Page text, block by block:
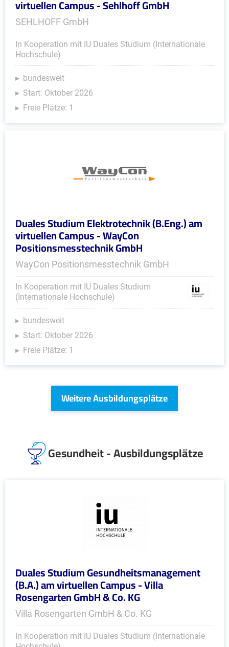
virtuellen Campus - Sehlhoff GmbH
SEHLHOFF GmbH
In Kooperation mit IU Duales Studium (Internationale
Hochschule)
bundesweit
Start: Oktober 2026
Freie Plätze: 1
Duales Studium Elektrotechnik (B.Eng.) am
virtuellen Campus - WayCon
Positionsmesstechnik GmbH
WayCon Positionsmesstechnik GmbH
In Kooperation mit IU Duales Studium
(Internationale Hochschule)
bundesweit
Start: Oktober 2026
Freie Plätze: 1
Weitere Ausbildungsplätze
Gesundheit - Ausbildungsplätze
Duales Studium Gesundheitsmanagement
(B.A.) am virtuellen Campus - Villa
Rosengarten GmbH & Co. KG
Villa Rosengarten GmbH & Co. KG
In Kooperation mit IU Duales Studium (Internationale